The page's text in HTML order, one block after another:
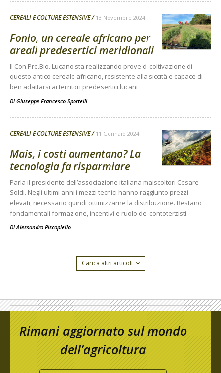
CEREALI E COLTURE ESTENSIVE 13 Novembre 2024
Fonio, un cereale africano per
areali predesertici meridionali
Il Con.Pro.Bio. Lucano sta realizzando prove di coltivazione di
questo antico cereale africano, resistente alla siccità e capace di
ben adattarsi ai territori predesertici lucani
Di Giuseppe Francesco Sportelli
CEREALI E COLTURE ESTENSIVE 11 Gennaio 2024
Mais, i costi aumentano? La
tecnologia fa risparmiare
Parla il presidente dell’associazione italiana maiscoltori Cesare
Soldi. Negli ultimi anni i mezzi tecnici hanno raggiunto prezzi
elevati, necessario quindi ottimizzarne la distribuzione. Restano
fondamentali formazione, incentivi e ruolo dei contoterzisti
Di Alessandro Piscopiello -
Carica altri articoli
Rimani aggiornato sul mondo
dell’agricoltura